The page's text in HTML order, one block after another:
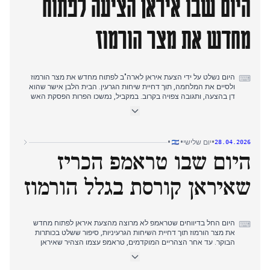
מחדש את מצר הורמוז
⌨ היום נשלט על ידי הצעת איראן לארה"ב לפתוח מחדש את מצר הורמוז
ולסיים את המלחמה, תוך דחיית שיחות הגרעין. הבית הלבן אישר שהוא
דן בהצעה, ותגובה צפויה בקרוב. במקביל, נמשכו הפרות הפסקת האש
ישראליים. בג"ץ נתן לממשלה חודשיים להחליט על מתווה לחקירת אירועי
זלקה ביום העצמאות נותר בחדשות כשבני משפחה דיברו.
28.04.2026
•יום שלישי•
•
היום שבו טראמפ הכריז
שאיראן קורסת בגלל הורמוז
⌨ היום החל בדיווחים שטראמפ לא מרוצה מהצעת איראן לפתוח מחדש
את מצר הורמוז תוך דחיית השיחות הגרעיניות, סיפור ששלט בכותרות
הבוקר. עד אחר הצהריים המוקדמים, טראמפ עצמו הצהיר שאיראן
והעביר את הנרטיב מדחייה לפתיחה פוטנציאלית. במקביל, צה"ל חשף